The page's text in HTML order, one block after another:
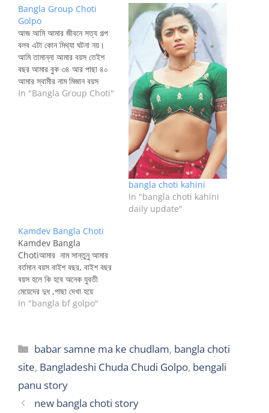
Bangla Group Choti
Golpo
আজ আমি আমার জীবনে সত্য গল্প
বলব এটা কোন মিথ্যা ঘটনা নয়।
আমি তামান্না আমার বয়স তেইশ
বছর আমার বুক ৩৪ আর পাছা ৪০
আমার স্বামীর নাম মিজান বয়স
বত্রিশ বছর আমরা দুজন প্রেম করে
In "Bangla Group Choti"
bangla choti kahini
In "bangla choti kahini
daily update"
Kamdev Bangla Choti
Kamdev Bangla
Chotiআমার নাম সান্তুনু আমার
বর্তমান বয়স বাইশ বছর, বাইশ বছর
বয়স হলে কি হবে অনেক যুবতী
মেয়েদের দুধ ,পাছা দেখা হয়ে
গিয়েছে।আমার আবার যুবতী
লিপ্ত হয়েছিলাম।মনে বড় আশা ছিল
বেশ ডবগা ডবগা মাই এর…
In "bangla bf golpo"
Categories
babar samne ma ke chudlam, bangla choti
site, Bangladeshi Chuda Chudi Golpo, bengali
panu story
new bangla choti story